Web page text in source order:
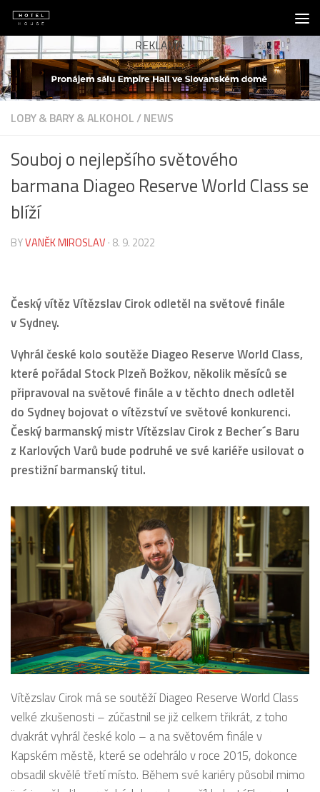
Skip to content
REKLAMA:
LOBY & BARY & ALKOHOL/NEWS
Souboj o nejlepšího světového
barmana Diageo Reserve World Class se
blíží
BYVANĚK MIROSLAV · 8. 9. 2022
Český vítěz Vítězslav Cirok odletěl na světové finále
v Sydney.
Vyhrál české kolo soutěže Diageo Reserve World Class,
které pořádal Stock Plzeň Božkov, několik měsíců se
připravoval na světové finále a v těchto dnech odletěl
do Sydney bojovat o vítězství ve světové konkurenci.
Český barmanský mistr Vítězslav Cirok z Becher´s Baru
z Karlových Varů bude podruhé ve své kariéře usilovat o
prestižní barmanský titul.
Vítězslav Cirok má se soutěží Diageo Reserve World Class
velké zkušenosti – zúčastnil se již celkem třikrát, z toho
dvakrát vyhrál české kolo – a na světovém finále v
Kapském městě, které se odehrálo v roce 2015, dokonce
obsadil skvělé třetí místo. Během své kariéry působil mimo